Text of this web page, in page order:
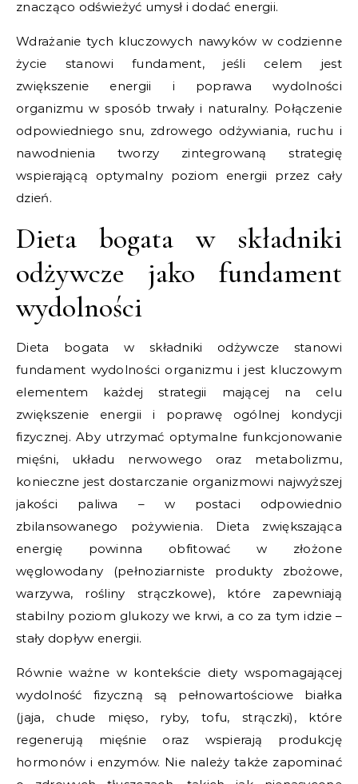
znacząco odświeżyć umysł i dodać energii.
Wdrażanie tych kluczowych nawyków w codzienne
życie stanowi fundament, jeśli celem jest
zwiększenie energii i poprawa wydolności
organizmu w sposób trwały i naturalny. Połączenie
odpowiedniego snu, zdrowego odżywiania, ruchu i
nawodnienia tworzy zintegrowaną strategię
wspierającą optymalny poziom energii przez cały
dzień.
Dieta bogata w składniki
odżywcze jako fundament
wydolności
Dieta bogata w składniki odżywcze stanowi
fundament wydolności organizmu i jest kluczowym
elementem każdej strategii mającej na celu
zwiększenie energii i poprawę ogólnej kondycji
fizycznej. Aby utrzymać optymalne funkcjonowanie
mięśni, układu nerwowego oraz metabolizmu,
konieczne jest dostarczanie organizmowi najwyższej
jakości paliwa – w postaci odpowiednio
zbilansowanego pożywienia. Dieta zwiększająca
energię powinna obfitować w złożone
węglowodany (pełnoziarniste produkty zbożowe,
warzywa, rośliny strączkowe), które zapewniają
stabilny poziom glukozy we krwi, a co za tym idzie –
stały dopływ energii.
Równie ważne w kontekście diety wspomagającej
wydolność fizyczną są pełnowartościowe białka
(jaja, chude mięso, ryby, tofu, strączki), które
regenerują mięśnie oraz wspierają produkcję
hormonów i enzymów. Nie należy także zapominać